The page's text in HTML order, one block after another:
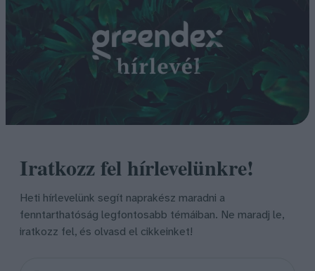
Iratkozz fel hírlevelünkre!
Heti hírlevelünk segít naprakész maradni a
fenntarthatóság legfontosabb témáiban. Ne maradj le,
iratkozz fel, és olvasd el cikkeinket!